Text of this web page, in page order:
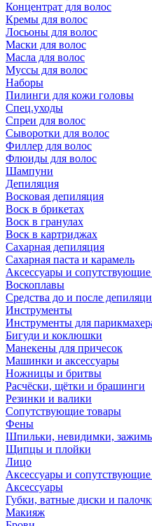
Концентрат для волос
Кремы для волос
Лосьоны для волос
Маски для волос
Масла для волос
Муссы для волос
Наборы
Пилинги для кожи головы
Спец.уходы
Спреи для волос
Сыворотки для волос
Филлер для волос
Флюиды для волос
Шампуни
Депиляция
Восковая депиляция
Воск в брикетах
Воск в гранулах
Воск в картриджах
Сахарная депиляция
Сахарная паста и карамель
Аксессуары и
Воскоплавы
Средства до и после
Инструменты
Инструменты для
Бигуди и коклюшки
Манекены для причесок
Машинки и аксессуары
Ножницы и бритвы
Расчёски, щётки и брашинги
Резинки и валики
Сопутствующие товары
Фены
Шпильки, невидимки,
Щипцы и плойки
Лицо
Аксессуары и
Аксессуары
Губки, ватные диски и
Макияж